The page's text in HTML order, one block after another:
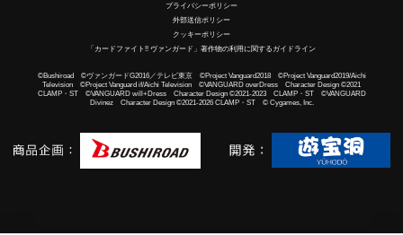
プライバシーポリシー
外部送信ポリシー
クッキーポリシー
「カードファイト!! ヴァンガード」著作物の利用に関するガイドライン
©Bushiroad ©ヴァンガードG2016／テレビ東京 ©Project Vanguard2018 ©Project Vanguard2019/Aichi
Television ©Project Vanguard if/Aichi Television ©VANGUARD overDress Character Design ©2021
CLAMP・ST ©VANGUARD will+Dress Character Design ©2021-2023 CLAMP・ST ©VANGUARD
Divinez Character Design ©2021-2026 CLAMP・ST © Cygames, Inc.